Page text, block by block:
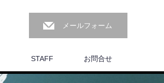
メールフォーム
STAFF お問合せ